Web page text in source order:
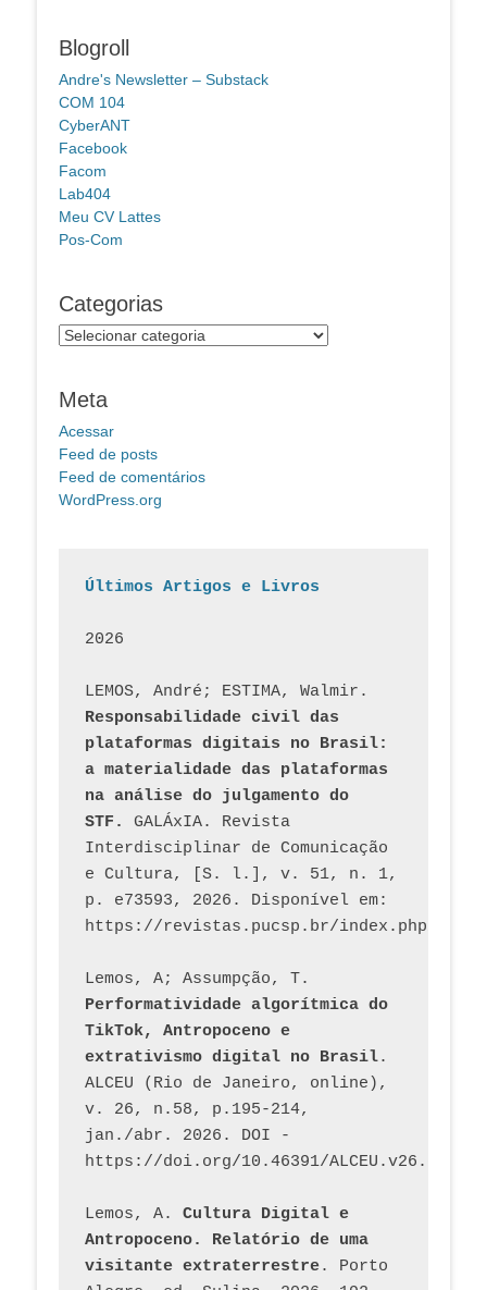
Blogroll
Andre's Newsletter – Substack
COM 104
CyberANT
Facebook
Facom
Lab404
Meu CV Lattes
Pos-Com
Categorias
Categorias
Meta
Acessar
Feed de posts
Feed de comentários
WordPress.org
Últimos Artigos e Livros
2026
Responsabilidade civil das
plataformas digitais no Brasil:
a materialidade das plataformas
na análise do julgamento do
STF.
GALÁxIA. Revista
Interdisciplinar de Comunicação
e Cultura, [S. l.], v. 51, n. 1,
p. e73593, 2026. Disponível em:
Performatividade algorítmica do
TikTok, Antropoceno e
extrativismo digital no Brasil.
ALCEU (Rio de Janeiro, online),
v. 26, n.58, p.195-214,
jan./abr. 2026. DOI -
https://doi.org/10.46391/
Lemos, A. Cultura Digital e
Antropoceno. Relatório de uma
visitante extraterrestre. Porto